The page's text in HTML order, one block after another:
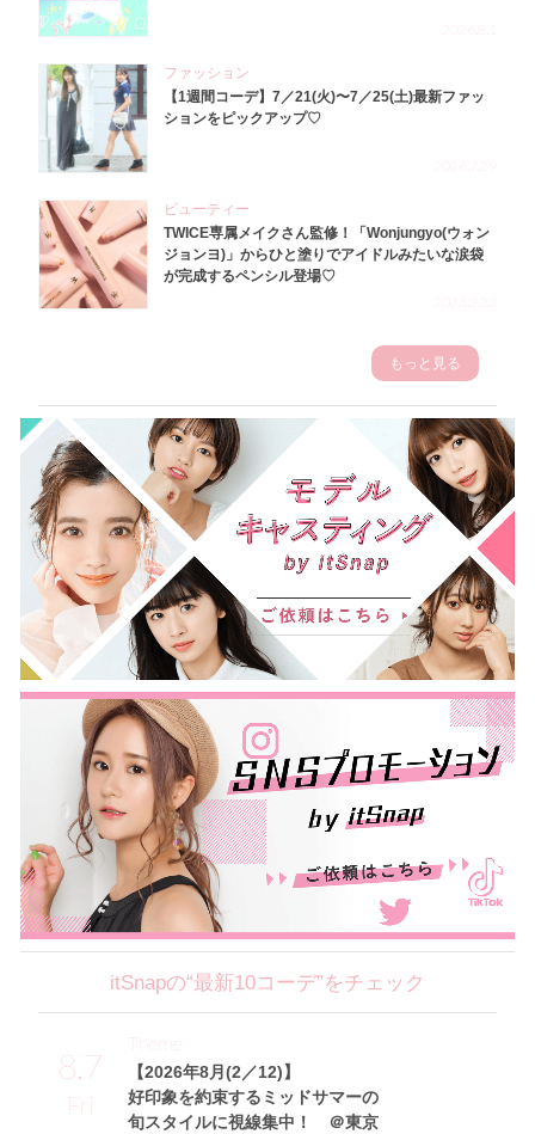
ファッション
【1週間コーデ】7／21(火)〜7／25(土)最新ファッ
ションをピックアップ♡
ビューティー
TWICE専属メイクさん監修！「Wonjungyo(ウォン
ジョンヨ)」からひと塗りでアイドルみたいな涙袋
が完成するペンシル登場♡
もっと見る
itSnapの“最新10コーデ”をチェック
8.7
Fri
【2026年8月(2／12)】
好印象を約束するミッドサマーの
旬スタイルに視線集中！ ＠東京
Theme